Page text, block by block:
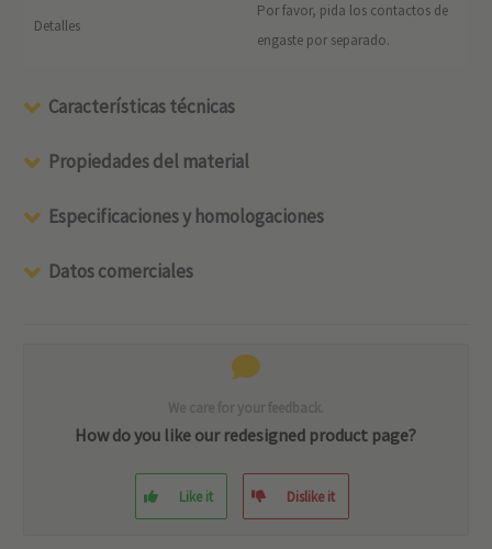
Detalles
Por favor, pida los contactos de
engaste por separado.
Características técnicas
Propiedades del material
Especificaciones y homologaciones
Datos comerciales
How do you like our redesigned product page?
Like it Dislike it